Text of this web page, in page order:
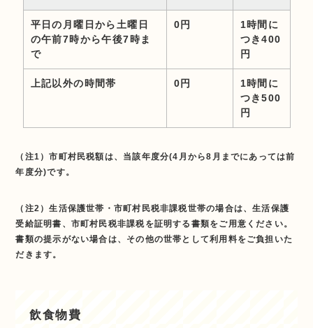
平日の月曜日から土曜日
の午前7時から午後7時ま
で
0円
1時間に
つき400
円
上記以外の時間帯 0円
1時間に
つき500
円
（注1）市町村民税額は、当該年度分(4月から8月までにあっては前
年度分)です。
（注2）生活保護世帯・市町村民税非課税世帯の場合は、生活保護
受給証明書、市町村民税非課税を証明する書類をご用意ください。
書類の提示がない場合は、その他の世帯として利用料をご負担いた
だきます。
飲食物費